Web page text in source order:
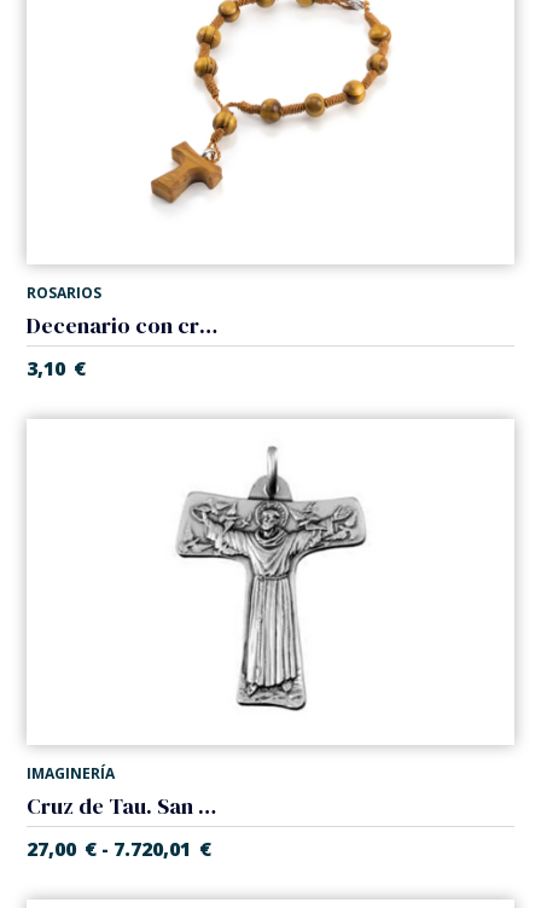
ROSARIOS
Decenario con cruz
3,10 €
IMAGINERÍA
Cruz de Tau. San Francisco de Asis
27,00 € - 7.720,01 €